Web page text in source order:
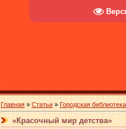
Главная » Статьи » Городская
«Красочный мир детства»